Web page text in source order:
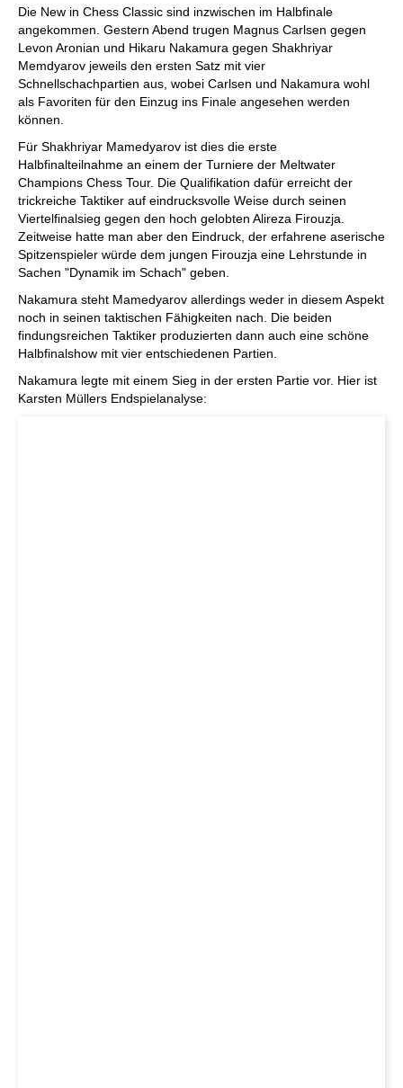
Die New in Chess Classic sind inzwischen im Halbfinale
angekommen. Gestern Abend trugen Magnus Carlsen gegen
Levon Aronian und Hikaru Nakamura gegen Shakhriyar
Memdyarov jeweils den ersten Satz mit vier
Schnellschachpartien aus, wobei Carlsen und Nakamura wohl
als Favoriten für den Einzug ins Finale angesehen werden
können.
Für Shakhriyar Mamedyarov ist dies die erste
Halbfinalteilnahme an einem der Turniere der Meltwater
Champions Chess Tour. Die Qualifikation dafür erreicht der
trickreiche Taktiker auf eindrucksvolle Weise durch seinen
Viertelfinalsieg gegen den hoch gelobten Alireza Firouzja.
Zeitweise hatte man aber den Eindruck, der erfahrene aserische
Spitzenspieler würde dem jungen Firouzja eine Lehrstunde in
Sachen "Dynamik im Schach" geben.
Nakamura steht Mamedyarov allerdings weder in diesem Aspekt
noch in seinen taktischen Fähigkeiten nach. Die beiden
findungsreichen Taktiker produzierten dann auch eine schöne
Halbfinalshow mit vier entschiedenen Partien.
Nakamura legte mit einem Sieg in der ersten Partie vor. Hier ist
Karsten Müllers Endspielanalyse: